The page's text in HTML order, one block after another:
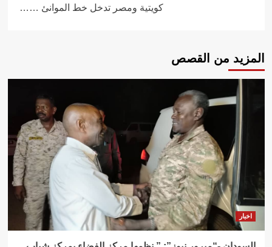
كويتية ومصر تدخل خط الموانئ ……
المزيد من القصص
اخبار